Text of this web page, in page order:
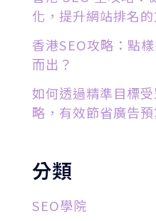
化，提升網站排名
香港SEO攻略：點
而出？
如何透過精準目標
略，有效節省廣告預
分類
SEO學院